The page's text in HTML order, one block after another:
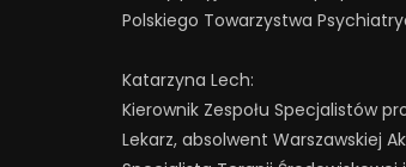
Polskiego Towarzystwa
Katarzyna Lech:
Kierownik Zespołu Specjalistów
Lekarz, absolwent Warszawskiej